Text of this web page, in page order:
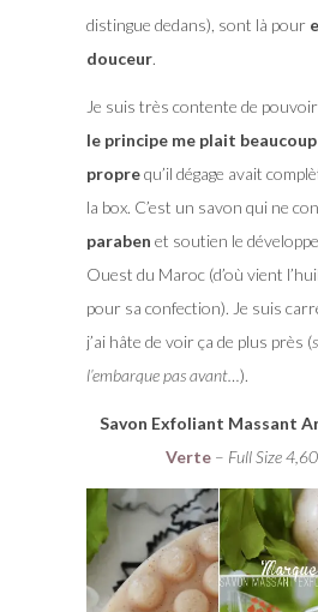
distingue dedans), sont là pour
douceur.
Je suis très contente de
le principe me plait beaucoup
proprequ’il dégage avait
la box. C’est un savon qui ne
paraben et soutien le
Ouest du Maroc (d’où vient
pour sa confection). Je suis
j’ai hâte de voir ça de plus près (
l’embarque pas avant…).
Savon Exfoliant Massant
Verte – Full Size